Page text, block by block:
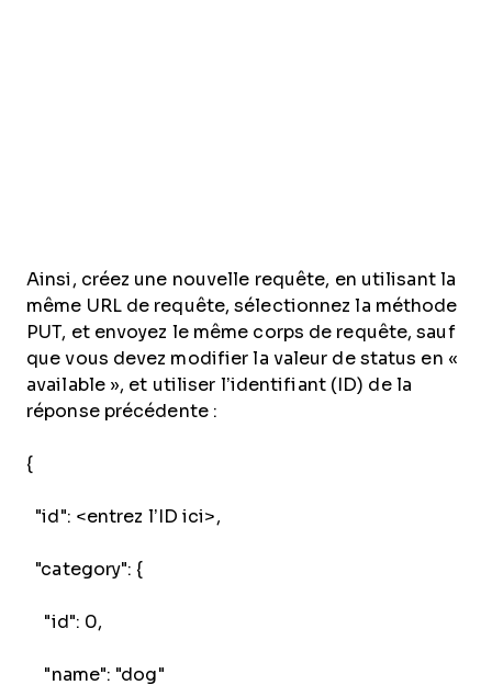
Ainsi, créez une nouvelle requête, en utilisant la
même URL de requête, sélectionnez la méthode
PUT, et envoyez le même corps de requête, sauf
que vous devez modifier la valeur de status en «
available », et utiliser l’identifiant (ID) de la
réponse précédente :
{
"id": <entrez l’ID ici>,
"category": {
"id": 0,
"name": "dog"